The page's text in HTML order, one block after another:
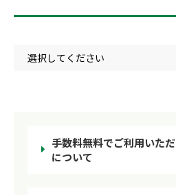
手数料無料でご利用いた
について